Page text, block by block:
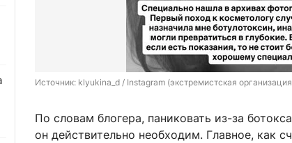
Источник: klyukina_d / Instagram (экстремистская
По словам блогера, паниковать из-за
он действительно необходим. Главное, как